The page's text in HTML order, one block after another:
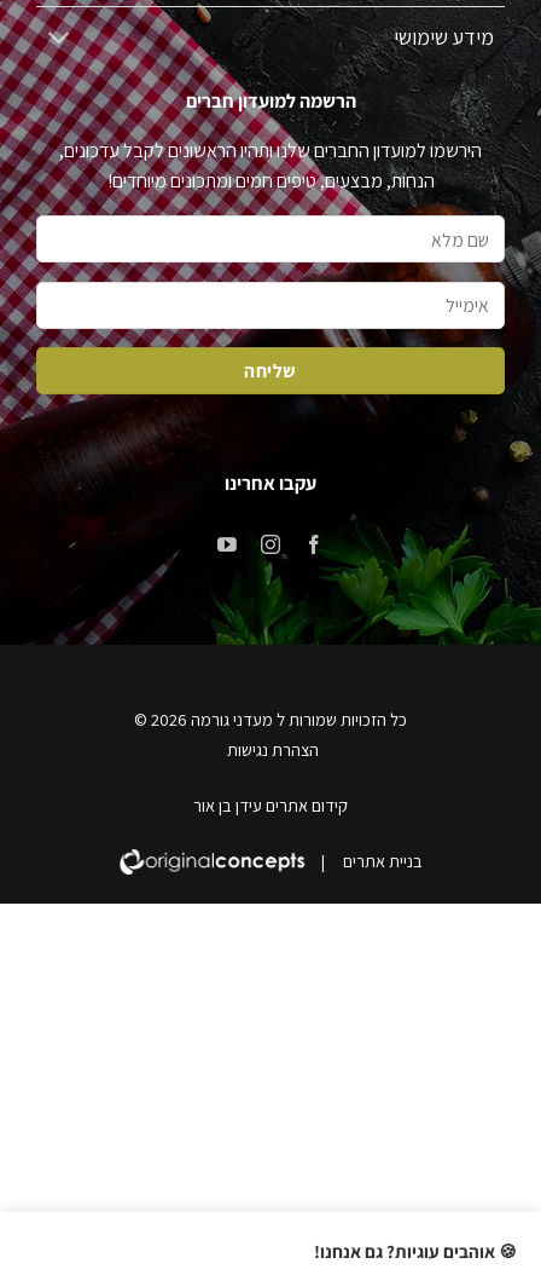
מידע שימושי
הרשמה למועדון חברים
הירשמו למועדון החברים שלנו ותהיו הראשונים לקבל עדכונים,
הנחות, מבצעים, טיפים חמים ומתכונים מיוחדים!
עקבו אחרינו
כל הזכויות שמורות ל מעדני גורמה 2026 ©
הצהרת נגישות
קידום אתרים עידן בן אור
בניית אתרים |
🍪 אוהבים עוגיות? גם אנחנו!